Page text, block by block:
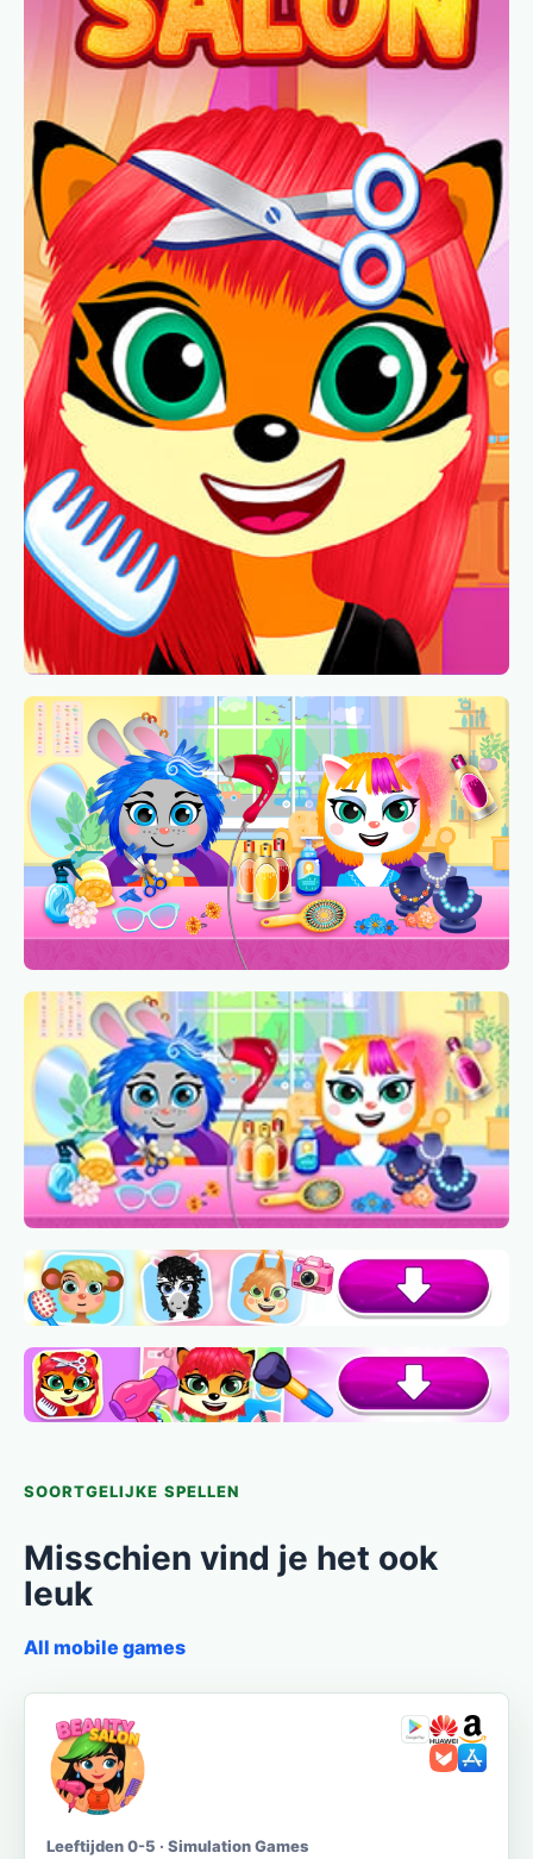
SOORTGELIJKE SPELLEN
Misschien vind je het ook
leuk
All mobile games
Leeftijden 0-5 · Simulation Games